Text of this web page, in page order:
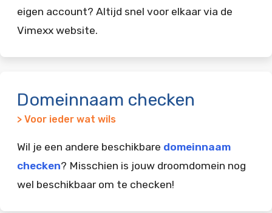
eigen account? Altijd snel voor elkaar via de
Vimexx website.
Domeinnaam checken
> Voor ieder wat wils
Wil je een andere beschikbare domeinnaam
checken? Misschien is jouw droomdomein nog
wel beschikbaar om te checken!